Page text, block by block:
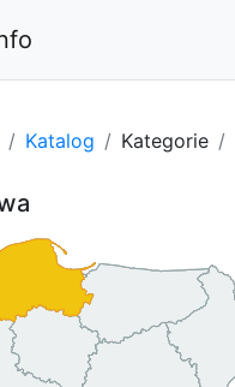
Katalog Kategorie